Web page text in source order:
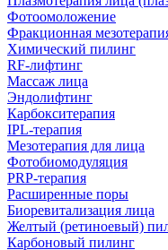
Фотоомоложение
Фракционная
Химический пилинг
RF-лифтинг
Массаж лица
Эндолифтинг
Карбокситерапия
IPL‑терапия
Мезотерапия для лица
Фотобиомодуляция
PRP-терапия
Расширенные поры
Биоревитализация лица
Желтый (ретиноевый)
Карбоновый пилинг